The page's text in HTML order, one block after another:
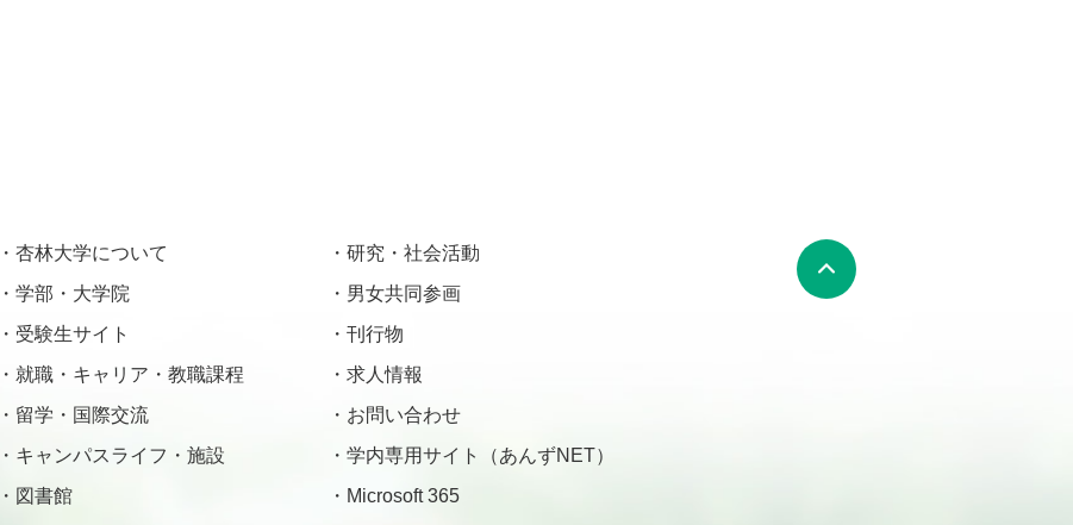
杏林大学について
学部・大学院
受験生サイト
就職・キャリア・教職課程
留学・国際交流
キャンパスライフ・施設
図書館
研究・社会活動
男女共同参画
刊行物
求人情報
お問い合わせ
学内専用サイト（あんずNET）
Microsoft 365